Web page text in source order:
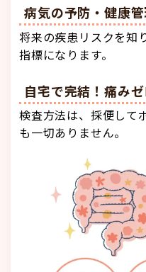
病気の予防・健康
将来の疾患リスクを知
指標になります。
自宅で完結！痛み
検査方法は、採便して
も一切ありません。